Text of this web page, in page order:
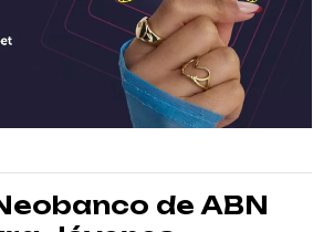
de ABN